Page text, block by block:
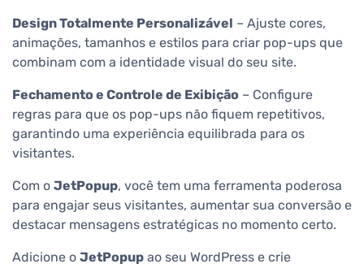
Design Totalmente Personalizável – Ajuste cores,
animações, tamanhos e estilos para criar pop-ups que
combinam com a identidade visual do seu site.
Fechamento e Controle de Exibição – Configure
regras para que os pop-ups não fiquem repetitivos,
garantindo uma experiência equilibrada para os
visitantes.
Com o JetPopup, você tem uma ferramenta poderosa
para engajar seus visitantes, aumentar sua conversão e
destacar mensagens estratégicas no momento certo.
Adicione o JetPopup ao seu WordPress e crie